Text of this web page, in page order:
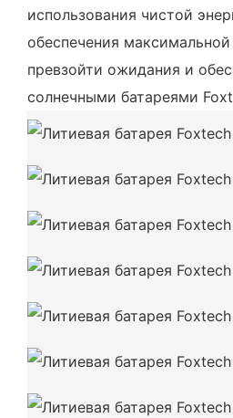
использования чистой
обеспечения
превзойти ожидания и
солнечными батареями